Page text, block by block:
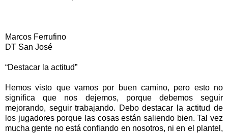
Marcos Ferrufino
DT San José
“Destacar la actitud”
Hemos visto que vamos por buen camino, pero esto no
significa que nos dejemos, porque debemos seguir
mejorando, seguir trabajando. Debo destacar la actitud de
los jugadores porque las cosas están saliendo bien. Tal vez
mucha gente no está confiando en nosotros, ni en el plantel,